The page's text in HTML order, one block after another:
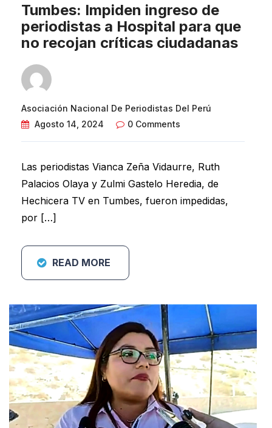
Tumbes: Impiden ingreso de
periodistas a Hospital para que
no recojan críticas ciudadanas
Asociación Nacional De Periodistas Del Perú
Agosto 14, 2024
0 Comments
Las periodistas Vianca Zeña Vidaurre, Ruth
Palacios Olaya y Zulmi Gastelo Heredia, de
Hechicera TV en Tumbes, fueron impedidas,
por […]
READ MORE